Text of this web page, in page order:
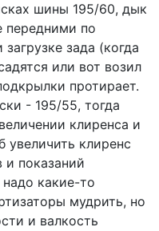
шины 195/60, дык
передними по
зада (когда
или вот возил
протирает.
- 195/55, тогда
клиренса и
клиренс
и показаний
какие-то
мудрить, но
и валкость